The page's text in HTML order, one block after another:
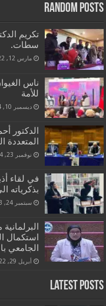
Random Posts
تكريم
سطات.
مارس 12, 2022
ناس
للأمة
ديسمبر 10, 2024
الدكتور
المتعددة
نوفمبر 23, 2024
في لقاء
بذكرياته
سبتمبر 24, 2023
استكمال
الجامعي
أبريل 29, 2022
Latest Posts